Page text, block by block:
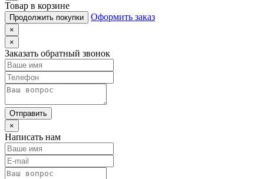
Товар в корзине
Продолжить покупки Оформить заказ
×
×
Заказать обратный звонок
Отправить
×
Написать нам